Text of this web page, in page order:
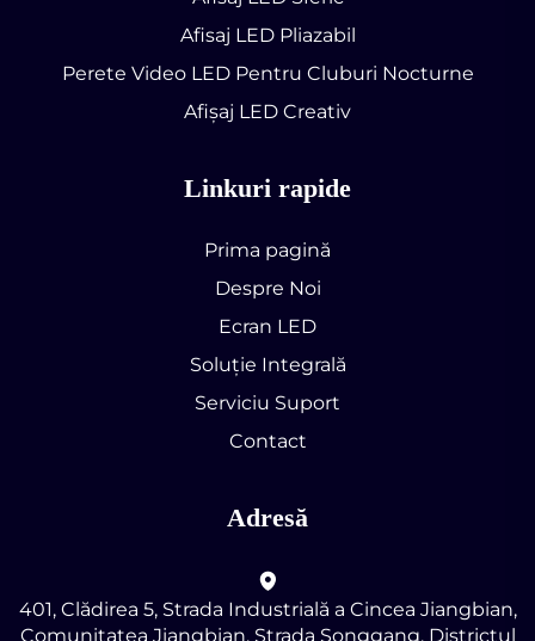
Afisaj LED Pliazabil
Perete Video LED Pentru Cluburi Nocturne
Afișaj LED Creativ
Linkuri rapide
Prima pagină
Despre Noi
Ecran LED
Soluție Integrală
Serviciu Suport
Contact
Adresă
401, Clădirea 5, Strada Industrială a Cincea Jiangbian,
Comunitatea Jiangbian, Strada Songgang, Districtul